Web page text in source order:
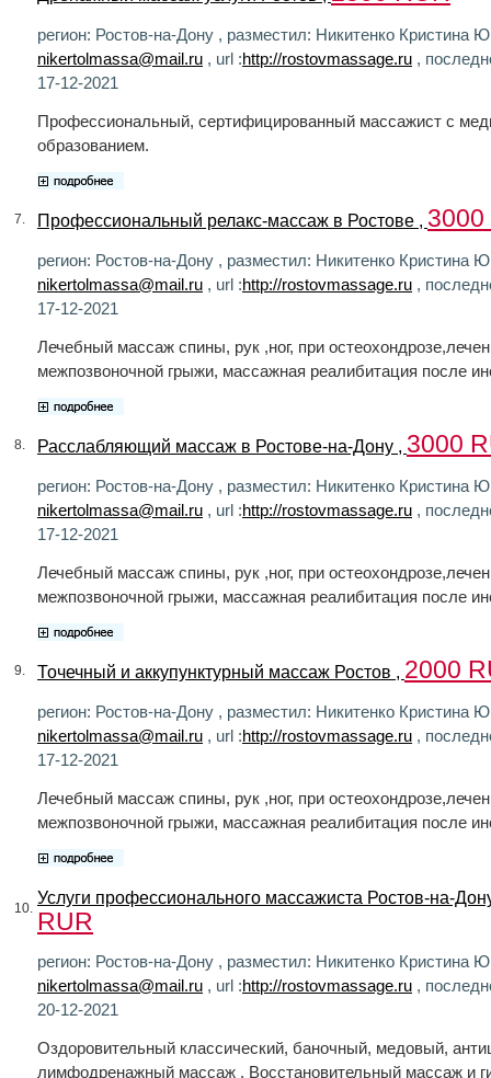
регион: Ростов-на-Дону , разместил: Никитенко Кристина
nikertolmassa@mail.ru , url :http://rostovmassage.ru ,
17-12-2021
Профессиональный, сертифицированный массажист с
образованием.
7. Профессиональный релакс-массаж в Ростове , 3000
регион: Ростов-на-Дону , разместил: Никитенко Кристина
nikertolmassa@mail.ru , url :http://rostovmassage.ru ,
17-12-2021
Лечебный массаж спины, рук ,ног, при
межпозвоночной грыжи, массажная реалибитация после
8. Расслабляющий массаж в Ростове-на-Дону , 3000
регион: Ростов-на-Дону , разместил: Никитенко Кристина
nikertolmassa@mail.ru , url :http://rostovmassage.ru ,
17-12-2021
Лечебный массаж спины, рук ,ног, при
межпозвоночной грыжи, массажная реалибитация после
9. Точечный и аккупунктурный массаж Ростов , 2000
регион: Ростов-на-Дону , разместил: Никитенко Кристина
nikertolmassa@mail.ru , url :http://rostovmassage.ru ,
17-12-2021
Лечебный массаж спины, рук ,ног, при
межпозвоночной грыжи, массажная реалибитация после
10.
Услуги профессионального массажиста Ростов-на-
RUR
регион: Ростов-на-Дону , разместил: Никитенко Кристина
nikertolmassa@mail.ru , url :http://rostovmassage.ru ,
20-12-2021
Оздоровительный классический, баночный, медовый,
лимфодренажный массаж . Восстановительный массаж и